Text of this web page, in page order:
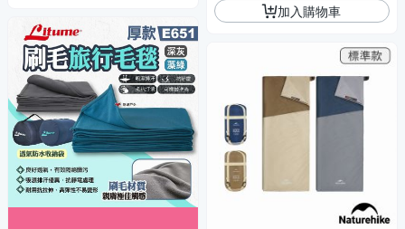
加入購物車